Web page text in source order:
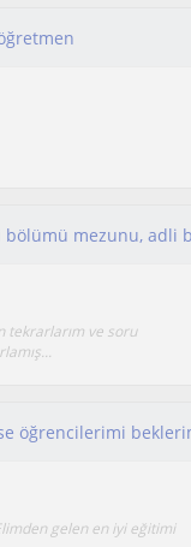
tekrarlarım ve soru
gelen en iyi eğitimi